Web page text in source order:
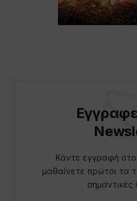
Κάντε εγγραφή
μαθαίνετε πρώτοι τα
σημαντικές